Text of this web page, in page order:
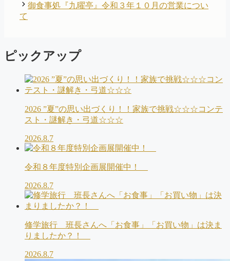
リ
御食事処『九曜亭』令和３年１０月の営業につい
て
ピックアップ
2026 ”夏”の思い出づくり！！家族で挑戦☆☆☆コンテ
スト・謎解き・弓道☆☆☆
2026.8.7
令和８年度特別企画展開催中！
2026.8.7
修学旅行 班長さんへ「お食事」「お買い物」は決ま
りましたか？！
2026.8.7